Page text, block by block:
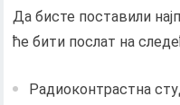
Да бисте поставили
ће бити послат на
Радиоконтрастна